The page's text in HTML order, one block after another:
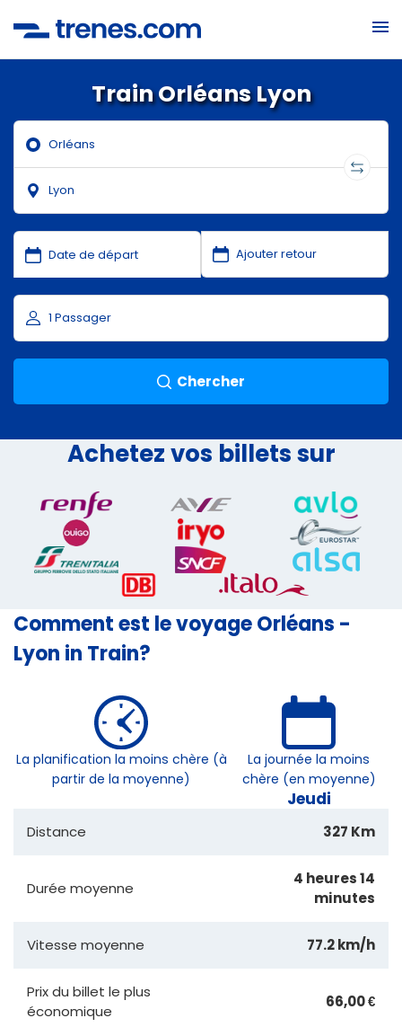
Train Orléans Lyon
Chercher
Achetez vos billets sur
Comment est le voyage Orléans -
Lyon in Train?
La planification la moins chère (à
partir de la moyenne)
La journée la moins
chère (en moyenne)
Jeudi
Distance 327 Km
Durée moyenne
4 heures 14
minutes
Vitesse moyenne 77.2 km/h
Prix du billet le plus
économique
66,00 €